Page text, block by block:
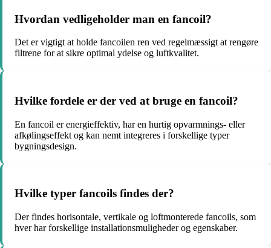
Hvordan vedligeholder man en fancoil?
Det er vigtigt at holde fancoilen ren ved regelmæssigt at rengøre
filtrene for at sikre optimal ydelse og luftkvalitet.
Hvilke fordele er der ved at bruge en fancoil?
En fancoil er energieffektiv, har en hurtig opvarmnings- eller
afkølingseffekt og kan nemt integreres i forskellige typer
bygningsdesign.
Hvilke typer fancoils findes der?
Der findes horisontale, vertikale og loftmonterede fancoils, som
hver har forskellige installationsmuligheder og egenskaber.